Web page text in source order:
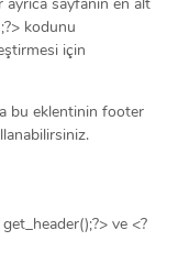
sayfanın en alt
kodunu
için
bu eklentinin footer
ve <?